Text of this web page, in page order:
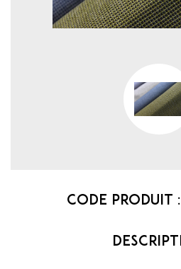
Code Produit :